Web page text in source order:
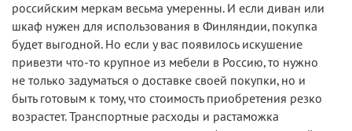
российским меркам весьма умеренны. И если диван или
шкаф нужен для использования в Финляндии, покупка
будет выгодной. Но если у вас появилось искушение
привезти что-то крупное из мебели в Россию, то нужно
не только задуматься о доставке своей покупки, но и
быть готовым к тому, что стоимость приобретения резко
возрастет. Транспортные расходы и растаможка